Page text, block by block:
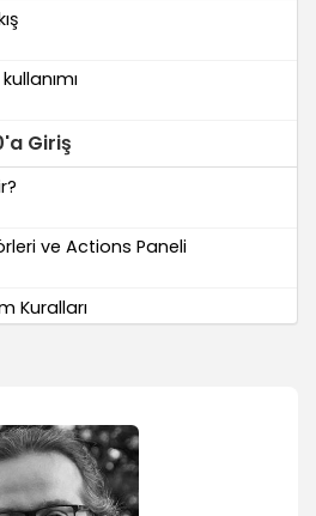
Giriş
ve Actions Paneli
Kuralları